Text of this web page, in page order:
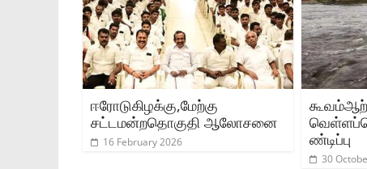
ஈரோடுகிழக்கு,மேற்கு
சட்டமன்றதொகுதி ஆலோசனை
16 February 2026
ண்டிப்பு
30